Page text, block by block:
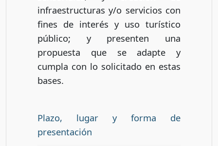
infraestructuras y/o servicios con
fines de interés y uso turístico
público; y presenten una
propuesta que se adapte y
cumpla con lo solicitado en estas
bases.
Plazo, lugar y forma de
presentación